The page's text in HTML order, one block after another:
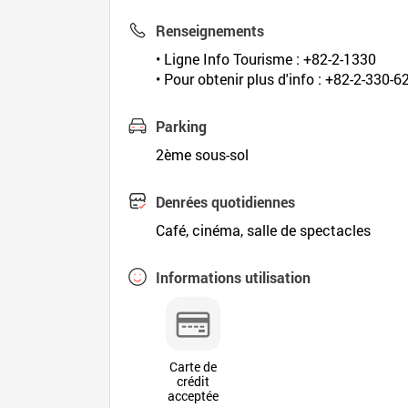
Renseignements
• Ligne Info Tourisme : +82-2-1330
• Pour obtenir plus d'info : +82-2-330-
Parking
2ème sous-sol
Denrées quotidiennes
Café, cinéma, salle de spectacles
Informations utilisation
Carte de
crédit
acceptée